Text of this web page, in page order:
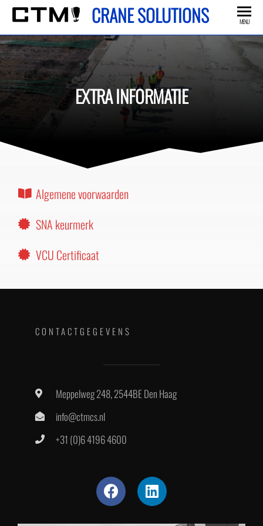
CRANE SOLUTIONS MENU
EXTRA INFORMATIE
Algemene voorwaarden
SNA keurmerk
VCU Certificaat
CONTACTGEGEVENS
Meppelweg 248, 2544BE Den Haag
info@ctmcs.nl
+31 (0)6 4196 4600